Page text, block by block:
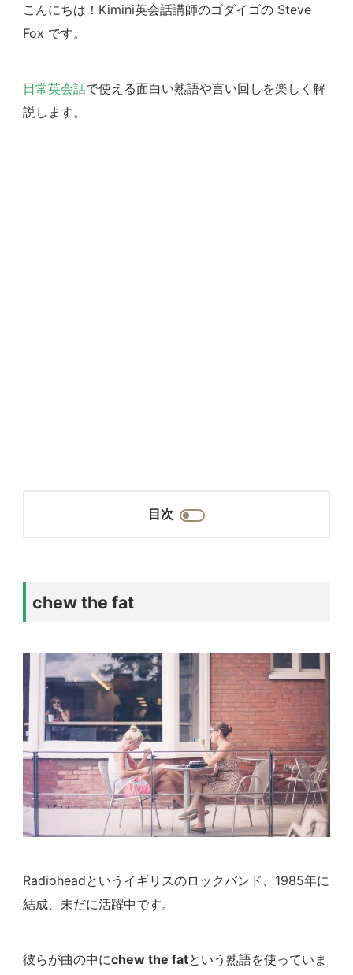
こんにちは！Kimini英会話講師のゴダイゴの Steve
Fox です。
日常英会話で使える面白い熟語や言い回しを楽しく解
説します。
目次
chew the fat
Radioheadというイギリスのロックバンド、1985年に
結成、未だに活躍中です。
彼らが曲の中にchew the fatという熟語を使っていま